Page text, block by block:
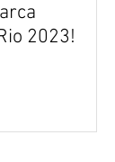
2023!